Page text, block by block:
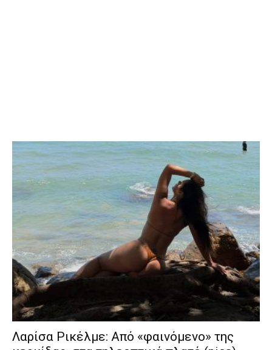
Λαρίσα Ρικέλμε: Από «φαινόμενο» της